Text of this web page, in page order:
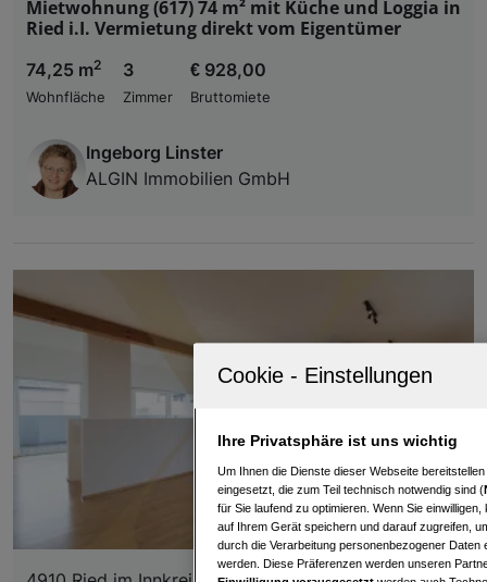
Mietwohnung (617) 74 m² mit Küche und Loggia in
Ried i.I. Vermietung direkt vom Eigentümer
74,25 m2
Wohnfläche
3
Zimmer
€ 928,00
Bruttomiete
Ingeborg Linster
ALGIN Immobilien GmbH
Ihre Privatsphäre ist uns wichtig
Um Ihnen die Dienste dieser Webseite
eingesetzt, die zum Teil technisch notwendig sind (
für Sie laufend zu optimieren. Wenn Sie
auf Ihrem Gerät speichern und darauf zugreifen,
durch die Verarbeitung personenbezogener
werden. Diese Präferenzen werden unseren